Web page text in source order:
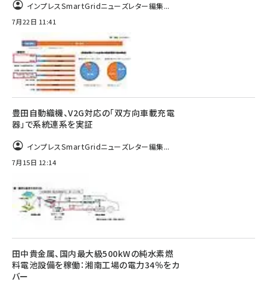
インプレスSmartGridニューズレター編集...
7月22日 11:41
豊田自動織機、V2G対応の「双方向車載充電
器」で系統連系を実証
インプレスSmartGridニューズレター編集...
7月15日 12:14
田中貴金属、国内最大級500kWの純水素燃
料電池設備を稼働：湘南工場の電力34％をカ
バー